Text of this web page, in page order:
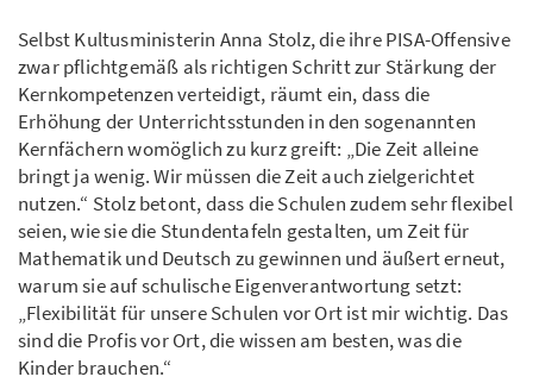
Selbst Kultusministerin Anna Stolz, die ihre PISA-Offensive
zwar pflichtgemäß als richtigen Schritt zur Stärkung der
Kernkompetenzen verteidigt, räumt ein, dass die
Erhöhung der Unterrichtsstunden in den sogenannten
Kernfächern womöglich zu kurz greift: „Die Zeit alleine
bringt ja wenig. Wir müssen die Zeit auch zielgerichtet
nutzen.“ Stolz betont, dass die Schulen zudem sehr flexibel
seien, wie sie die Stundentafeln gestalten, um Zeit für
Mathematik und Deutsch zu gewinnen und äußert erneut,
warum sie auf schulische Eigenverantwortung setzt:
„Flexibilität für unsere Schulen vor Ort ist mir wichtig. Das
sind die Profis vor Ort, die wissen am besten, was die
Kinder brauchen.“